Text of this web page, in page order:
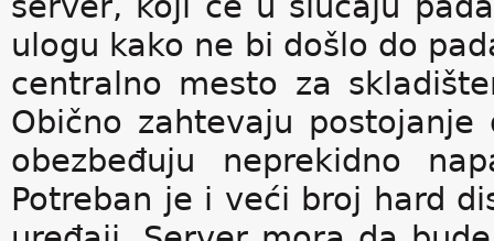
ulogu kako ne bi došlo do
centralno mesto za
Obično zahtevaju
obezbeđuju neprekidno
Potreban je i veći broj hard